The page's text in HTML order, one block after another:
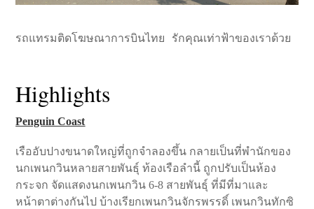
รถแทรมติดโฆษณาการบินไทย รักคุณเท่าฟ้าของเราด้วย
Highlights
Penguin Coast
เรืออับปางขนาดใหญ่ที่ถูกจำลองขึ้น กลายเป็นที่พำนักของ
นกเพนกวินหลายสายพันธุ์ ท้องเรือลำนี้ ถูกปรับเป็นห้อง
กระจก จัดแสดงนกเพนกวิน 6-8 สายพันธุ์ ที่มีที่มาและ
หน้าตาต่างกันไป บ้างเรียกเพนกวินจักรพรรดิ์ เพนกวินทักซิ